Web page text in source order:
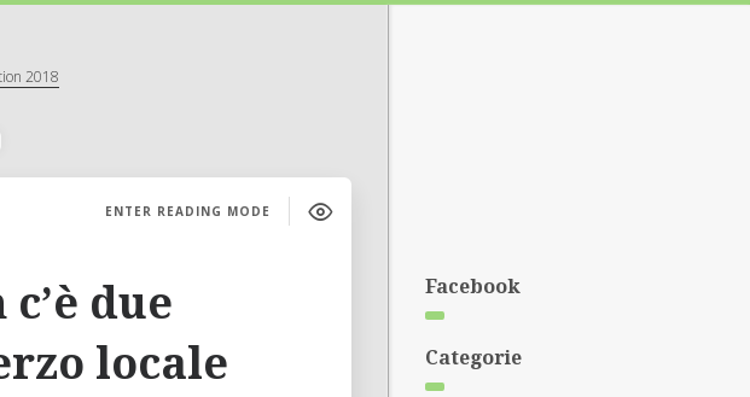
2018
ENTER READING MODE
due
locale
Facebook
Categorie